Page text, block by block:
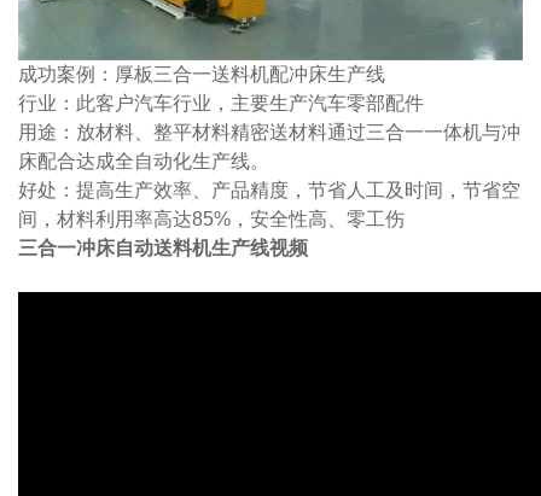
成功案例：厚板三合一送料机配冲床生产线
行业：此客户汽车行业，主要生产汽车零部配件
用途：放材料、整平材料精密送材料通过三合一一体机与冲
床配合达成全自动化生产线。
好处：提高生产效率、产品精度，节省人工及时间，节省空
间，材料利用率高达85%，安全性高、零工伤
三合一冲床自动送料机生产线视频